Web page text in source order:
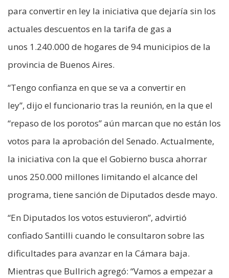
para convertir en ley la iniciativa que dejaría sin los
actuales descuentos en la tarifa de gas a
unos 1.240.000 de hogares de 94 municipios de la
provincia de Buenos Aires.
“Tengo confianza en que se va a convertir en
ley”, dijo el funcionario tras la reunión, en la que el
“repaso de los porotos” aún marcan que no están los
votos para la aprobación del Senado. Actualmente,
la iniciativa con la que el Gobierno busca ahorrar
unos 250.000 millones limitando el alcance del
programa, tiene sanción de Diputados desde mayo.
“En Diputados los votos estuvieron”, advirtió
confiado Santilli cuando le consultaron sobre las
dificultades para avanzar en la Cámara baja.
Mientras que Bullrich agregó: “Vamos a empezar a